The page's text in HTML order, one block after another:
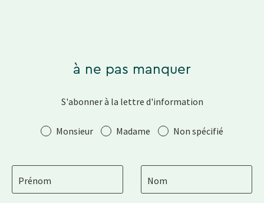
à ne pas manquer
S'abonner à la lettre d'information
SalutationMonsieur Madame Non spécifié
Prénom Nom